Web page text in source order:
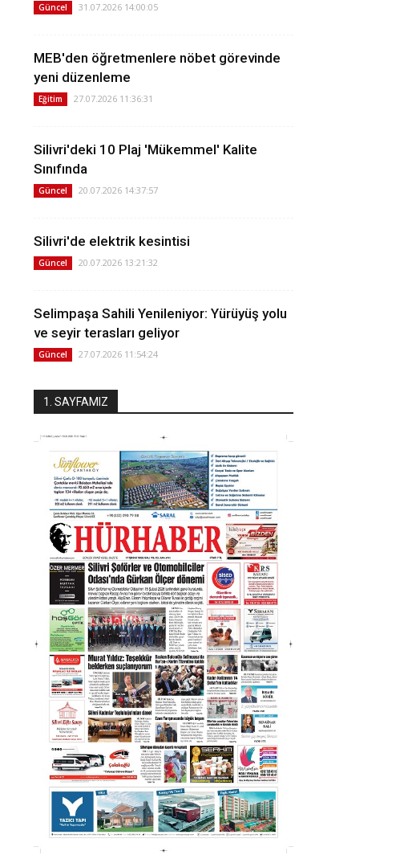
Güncel 31.07.2026 14:00:05
MEB'den öğretmenlere nöbet görevinde
yeni düzenleme
Eğitim 27.07.2026 11:36:31
Silivri'deki 10 Plaj 'Mükemmel' Kalite
Sınıfında
Güncel 20.07.2026 14:37:57
Silivri'de elektrik kesintisi
Güncel 20.07.2026 13:21:32
Selimpaşa Sahili Yenileniyor: Yürüyüş yolu
ve seyir terasları geliyor
Güncel 27.07.2026 11:54:24
1. SAYFAMIZ